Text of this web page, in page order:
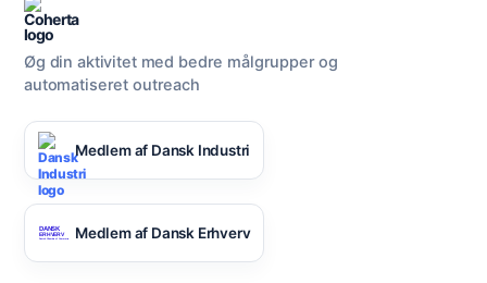
Øg din aktivitet med bedre målgrupper og
automatiseret outreach
Medlem af Dansk Industri
Medlem af Dansk Erhverv